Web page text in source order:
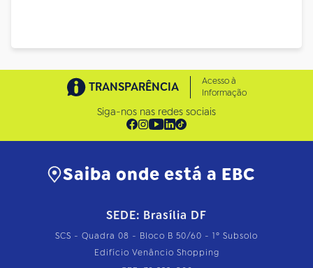
TRANSPARÊNCIA
Acesso à
Informação
Siga-nos nas redes sociais
Saiba onde está a EBC
SEDE: Brasília DF
SCS - Quadra 08 - Bloco B 50/60 - 1º Subsolo
Edifício Venâncio Shopping